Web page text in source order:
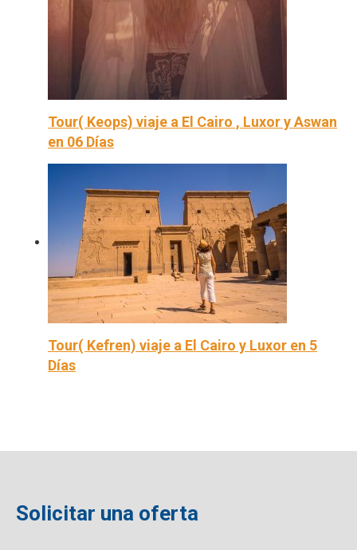
Tour( Keops) viaje a El Cairo , Luxor y Aswan
en 06 Días
Tour( Kefren) viaje a El Cairo y Luxor en 5
Días
Solicitar una oferta